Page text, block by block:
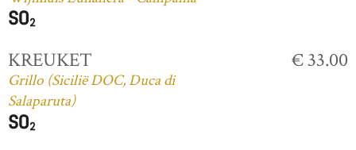
KREUKET
Grillo (Sicilië DOC, Duca di
Salaparuta)
€ 33.00